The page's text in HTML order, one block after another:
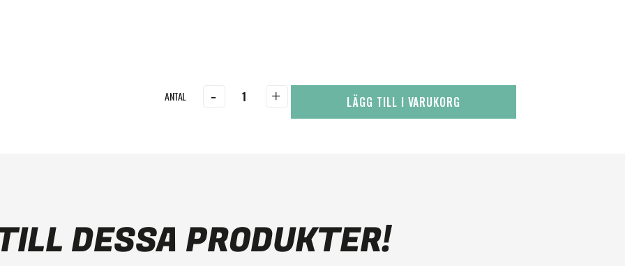
- + LÄGG TILL I VARUKORG
DESSA PRODUKTER!